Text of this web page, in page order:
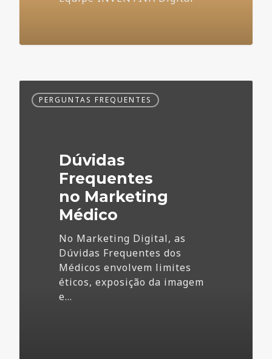
Frequentes
PERGUNTAS FREQUENTES
Dúvidas
Frequentes
no Marketing
Médico
No Marketing Digital, as
Dúvidas Frequentes dos
Médicos envolvem limites
éticos, exposição da imagem
e…